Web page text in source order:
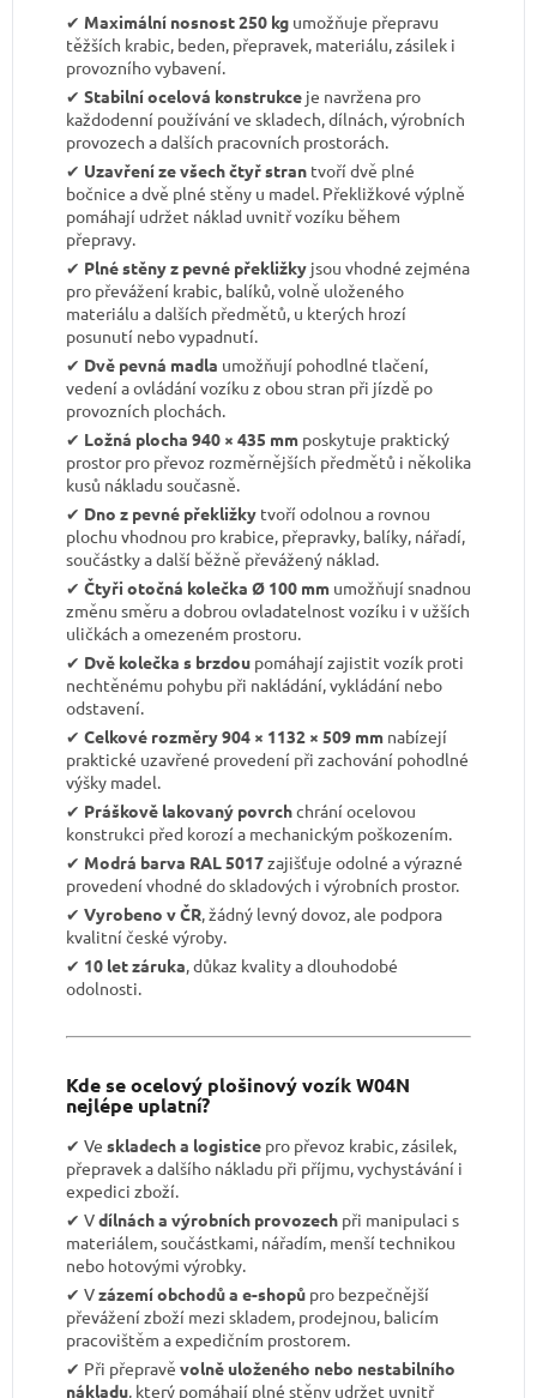
✔︎ Maximální nosnost 250 kg umožňuje přepravu
těžších krabic, beden, přepravek, materiálu, zásilek i
provozního vybavení.
✔︎ Stabilní ocelová konstrukce je navržena pro
každodenní používání ve skladech, dílnách, výrobních
provozech a dalších pracovních prostorách.
✔︎ Uzavření ze všech čtyř stran tvoří dvě plné
bočnice a dvě plné stěny u madel. Překližkové výplně
pomáhají udržet náklad uvnitř vozíku během
přepravy.
✔︎ Plné stěny z pevné překližky jsou vhodné zejména
pro převážení krabic, balíků, volně uloženého
materiálu a dalších předmětů, u kterých hrozí
posunutí nebo vypadnutí.
✔︎ Dvě pevná madla umožňují pohodlné tlačení,
vedení a ovládání vozíku z obou stran při jízdě po
provozních plochách.
✔︎ Ložná plocha 940 × 435 mm poskytuje praktický
prostor pro převoz rozměrnějších předmětů i několika
kusů nákladu současně.
✔︎ Dno z pevné překližky tvoří odolnou a rovnou
plochu vhodnou pro krabice, přepravky, balíky, nářadí,
součástky a další běžně převážený náklad.
✔︎ Čtyři otočná kolečka Ø 100 mm umožňují snadnou
změnu směru a dobrou ovladatelnost vozíku i v užších
uličkách a omezeném prostoru.
✔︎ Dvě kolečka s brzdou pomáhají zajistit vozík proti
nechtěnému pohybu při nakládání, vykládání nebo
odstavení.
✔︎ Celkové rozměry 904 × 1132 × 509 mm nabízejí
praktické uzavřené provedení při zachování pohodlné
výšky madel.
✔︎ Práškově lakovaný povrchchrání ocelovou
konstrukci před korozí a mechanickým poškozením.
✔︎ Modrá barva RAL 5017zajišťuje odolné a výrazné
provedení vhodné do skladových i výrobních prostor.
✔︎ Vyrobeno v ČR, žádný levný dovoz, ale podpora
kvalitní české výroby.
✔︎ 10 let záruka, důkaz kvality a dlouhodobé
odolnosti.
Kde se ocelový plošinový vozík W04N
nejlépe uplatní?
✔︎ Ve skladech a logistice pro převoz krabic, zásilek,
přepravek a dalšího nákladu při příjmu, vychystávání i
expedici zboží.
✔︎ Vdílnách a výrobních provozech při manipulaci s
materiálem, součástkami, nářadím, menší technikou
nebo hotovými výrobky.
✔︎ Vzázemí obchodů a e-shopů pro bezpečnější
převážení zboží mezi skladem, prodejnou, balicím
pracovištěm a expedičním prostorem.
✔︎ Při přepravě volně uloženého nebo nestabilního
nákladu, který pomáhají plné stěny udržet uvnitř